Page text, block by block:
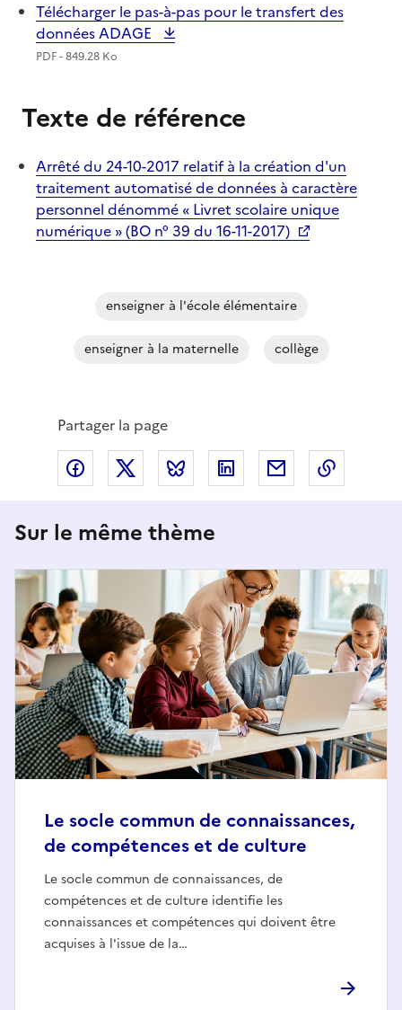
Télécharger le pas-à-pas pour le transfert des
données ADAGE
PDF - 849.28 Ko
Texte de référence
Arrêté du 24-10-2017 relatif à la création d'un
traitement automatisé de données à caractère
personnel dénommé « Livret scolaire unique
numérique » (BO n° 39 du 16-11-2017)
enseigner à l'école élémentaire
enseigner à la maternelle collège
Partager la page
Partager via Facebook
Partager via XPartager via Bluesky
Partager via LinkedIn
Partager par
Sur le même thème
Le socle commun de connaissances,
de compétences et de culture
Le socle commun de connaissances, de
compétences et de culture identifie les
connaissances et compétences qui doivent être
acquises à l'issue de la…